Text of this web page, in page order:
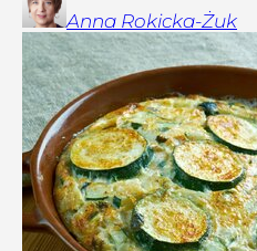
Anna Rokicka-Żuk